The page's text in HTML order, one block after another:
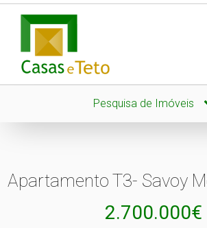
Pesquisa de Imóveis
Apartamento T3- Savoy
2.700.000€